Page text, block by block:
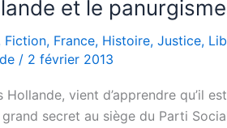
et le
Fiction, France, Histoire, Justice,
/ 2 février 2013
Hollande, vient d’apprendre qu’il
secret au siège du Parti